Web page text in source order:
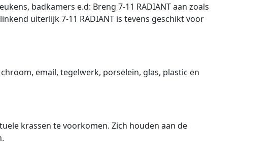
badkamers e.d: Breng 7-11 RADIANT aan zoals
uiterlijk 7-11 RADIANT is tevens geschikt voor
email, tegelwerk, porselein, glas, plastic en
krassen te voorkomen. Zich houden aan de